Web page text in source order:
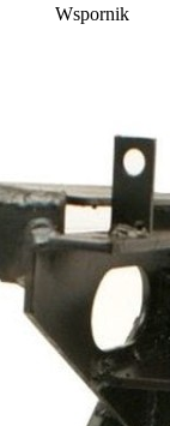
Wspornik